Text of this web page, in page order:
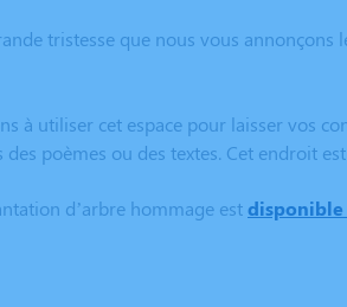
tristesse que nous vous
à utiliser cet espace pour laisser vos
des poèmes ou des textes. Cet endroit
d’arbre hommage estdisponible